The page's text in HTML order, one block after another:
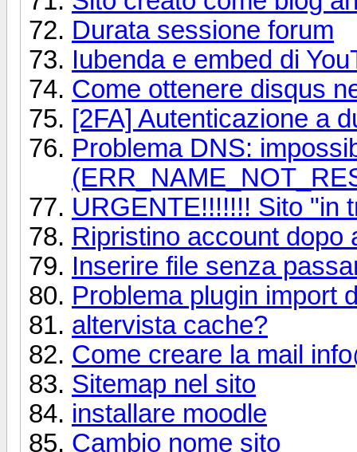
Durata sessione forum
Iubenda e embed di
Come ottenere disqus
[2FA] Autenticazione a
Problema DNS:
URGENTE!!!!!!! Sito "in
Ripristino account dopo
Inserire file senza
Problema plugin import
altervista cache?
Come creare la mail
Sitemap nel sito
installare moodle
Cambio nome sito